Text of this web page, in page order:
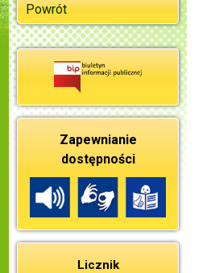
Powrót
Zapewnianie
dostępności
Licznik